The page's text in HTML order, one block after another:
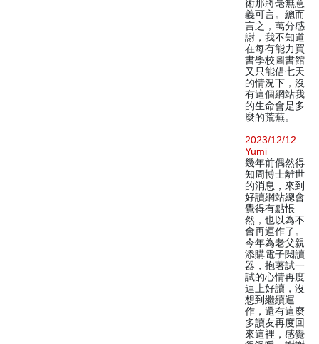
術那將毫無意
義可言。總而
言之，萬分感
謝，我不知道
在每有能力買
書學校圖書館
又只能借七天
的情況下，沒
有這個網站我
的生命會是多
麼的荒蕪。
2023/12/12
Yumi
幾年前偶然得
知周博士離世
的消息，來到
好讀網站總會
覺得有點悵
然，也以為不
會再運作了。
今年為老父親
添購電子閱讀
器，抱著試一
試的心情再度
連上好讀，沒
想到繼續運
作，還有這麼
多讀友再度回
來這裡，感覺